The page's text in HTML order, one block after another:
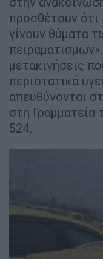
προσθέτουν ότι
γίνουν θύματα
μετακινήσεις
περιστατικά
απευθύνονται
στη
524.